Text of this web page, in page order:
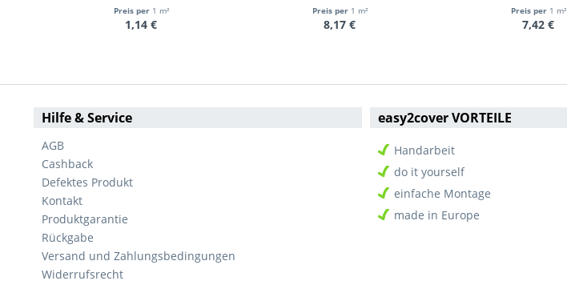
Preis per 1 m²
1,14 €
Preis per 1 m²
8,17 €
Preis per 1 m²
7,42 €
Hilfe & Service
AGB
Cashback
Defektes Produkt
Kontakt
Produktgarantie
Rückgabe
Versand und Zahlungsbedingungen
Widerrufsrecht
easy2cover VORTEILE
Handarbeit
do it yourself
einfache Montage
made in Europe